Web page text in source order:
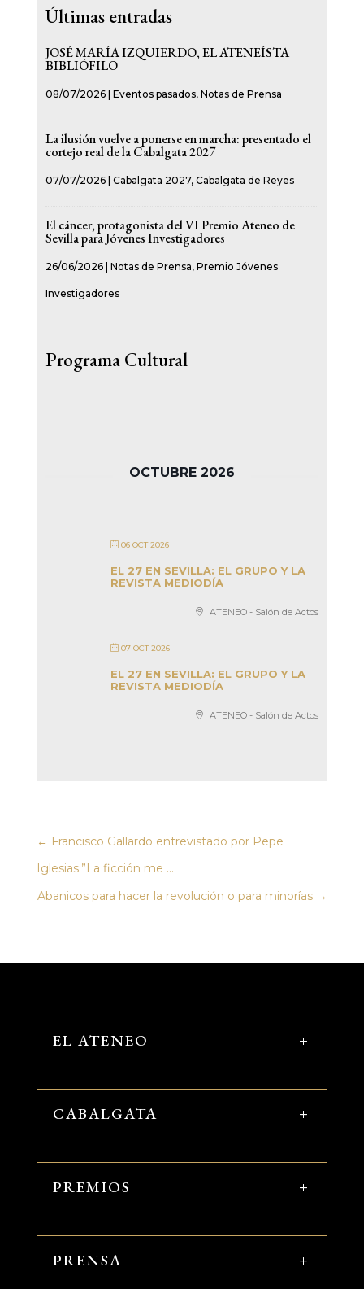
Últimas entradas
JOSÉ MARÍA IZQUIERDO, EL ATENEÍSTA
BIBLIÓFILO
08/07/2026| Eventos pasados, Notas de Prensa
La ilusión vuelve a ponerse en marcha: presentado el
cortejo real de la Cabalgata 2027
07/07/2026| Cabalgata 2027, Cabalgata de Reyes
El cáncer, protagonista del VI Premio Ateneo de
Sevilla para Jóvenes Investigadores
26/06/2026| Notas de Prensa, Premio Jóvenes
Investigadores
Programa Cultural
OCTUBRE 2026
06 OCT 2026
EL 27 EN SEVILLA: EL GRUPO Y LA
REVISTA MEDIODÍA
ATENEO - Salón de Actos
07 OCT 2026
EL 27 EN SEVILLA: EL GRUPO Y LA
REVISTA MEDIODÍA
ATENEO - Salón de Actos
← Francisco Gallardo entrevistado por Pepe
Iglesias:”La ficción me ...
Abanicos para hacer la revolución o para minorías →
EL ATENEO
CABALGATA
PREMIOS
PRENSA